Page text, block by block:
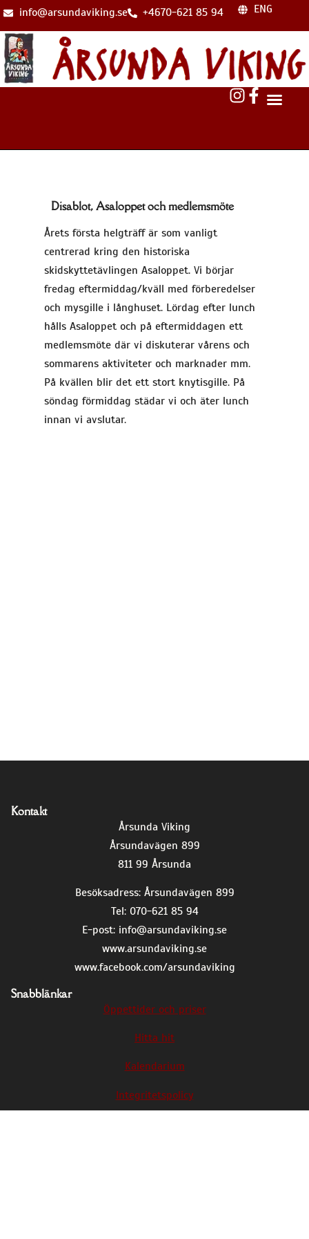
info@arsundaviking.se +4670-621 85 94 ENG
Disablot, Asaloppet och medlemsmöte
Årets första helgträff är som vanligt
centrerad kring den historiska
skidskyttetävlingen Asaloppet. Vi börjar
fredag eftermiddag/kväll med förberedelser
och mysgille i långhuset. Lördag efter lunch
hålls Asaloppet och på eftermiddagen ett
medlemsmöte där vi diskuterar vårens och
sommarens aktiviteter och marknader mm.
På kvällen blir det ett stort knytisgille. På
söndag förmiddag städar vi och äter lunch
innan vi avslutar.
Kontakt
Årsunda Viking
Årsundavägen 899
811 99 Årsunda
Besöksadress: Årsundavägen 899
Tel: 070-621 85 94
E-post: info@arsundaviking.se
www.arsundaviking.se
www.facebook.com/arsundaviking
Snabblänkar
Öppettider och priser
Hitta hit
Kalendarium
Integritetspolicy